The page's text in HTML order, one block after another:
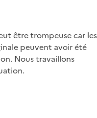
être trompeuse car les
peuvent avoir été
Nous travaillons